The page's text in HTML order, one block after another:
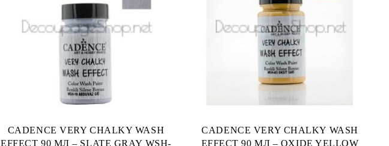
CADENCE VERY CHALKY WASH
EFFECT 90 МЛ – SLATE GRAY WSH-
CADENCE VERY CHALKY WASH
EFFECT 90 МЛ – OXIDE YELLOW